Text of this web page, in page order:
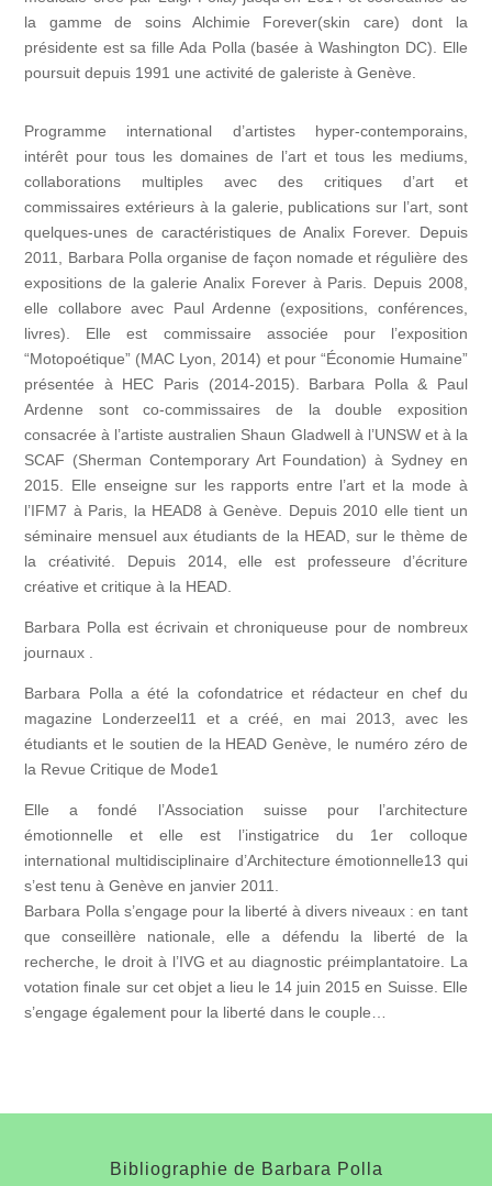
la gamme de soins Alchimie Forever(skin care) dont la
présidente est sa fille Ada Polla (basée à Washington DC). Elle
poursuit depuis 1991 une activité de galeriste à Genève.
Programme international d’artistes hyper-contemporains,
intérêt pour tous les domaines de l’art et tous les mediums,
collaborations multiples avec des critiques d’art et
commissaires extérieurs à la galerie, publications sur l’art, sont
quelques-unes de caractéristiques de Analix Forever. Depuis
2011, Barbara Polla organise de façon nomade et régulière des
expositions de la galerie Analix Forever à Paris. Depuis 2008,
elle collabore avec Paul Ardenne (expositions, conférences,
livres). Elle est commissaire associée pour l’exposition
“Motopoétique” (MAC Lyon, 2014) et pour “Économie Humaine”
présentée à HEC Paris (2014-2015). Barbara Polla & Paul
Ardenne sont co-commissaires de la double exposition
consacrée à l’artiste australien Shaun Gladwell à l’UNSW et à la
SCAF (Sherman Contemporary Art Foundation) à Sydney en
2015. Elle enseigne sur les rapports entre l’art et la mode à
l’IFM7 à Paris, la HEAD8 à Genève. Depuis 2010 elle tient un
séminaire mensuel aux étudiants de la HEAD, sur le thème de
la créativité. Depuis 2014, elle est professeure d’écriture
créative et critique à la HEAD.
Barbara Polla est écrivain et chroniqueuse pour de nombreux
journaux .
Barbara Polla a été la cofondatrice et rédacteur en chef du
magazine Londerzeel11 et a créé, en mai 2013, avec les
étudiants et le soutien de la HEAD Genève, le numéro zéro de
la Revue Critique de Mode1
Elle a fondé l’Association suisse pour l’architecture
émotionnelle et elle est l’instigatrice du 1er colloque
international multidisciplinaire d’Architecture émotionnelle13 qui
s’est tenu à Genève en janvier 2011.
Barbara Polla s’engage pour la liberté à divers niveaux : en tant
que conseillère nationale, elle a défendu la liberté de la
recherche, le droit à l’IVG et au diagnostic préimplantatoire. La
votation finale sur cet objet a lieu le 14 juin 2015 en Suisse. Elle
s’engage également pour la liberté dans le couple…
Bibliographie de Barbara Polla